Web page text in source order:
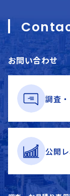
お問い合わせ
調査
公開